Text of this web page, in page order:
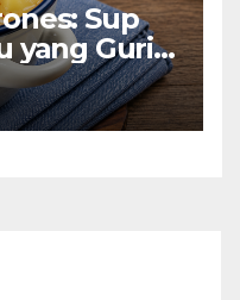
Sup
yang Gurih